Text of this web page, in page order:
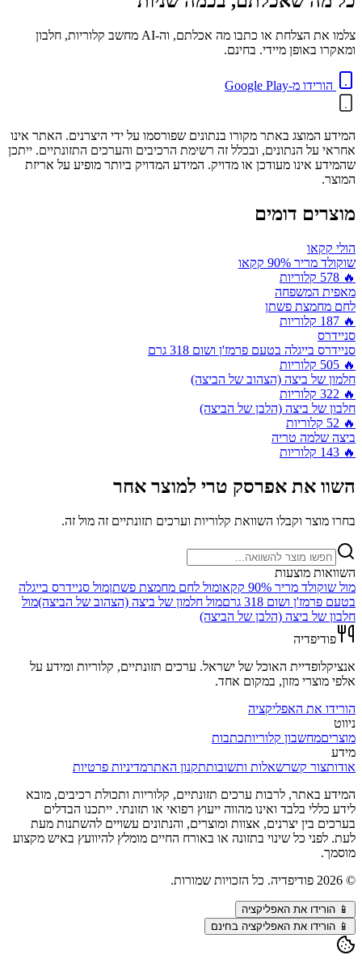
צלמו את הצלחת או כתבו מה אכלתם, וה-AI מחשב קלוריות, חלבון
ומאקרו באופן מיידי. בחינם.
הורידו מ-Google Play
המידע המוצג באתר מקורו בנתונים שפורסמו על ידי היצרנים. האתר אינו
אחראי על הנתונים, ובכלל זה רשימת הרכיבים והערכים התזונתיים. ייתכן
שהמידע אינו מעודכן או מדויק. המידע המדויק ביותר מופיע על אריזת
המוצר.
מוצרים דומים
הולי קקאו
שוקולד מריר 90% קקאו
🔥
578 קלוריות
מאפית המשפחה
לחם מחמצת פשתן
🔥
187 קלוריות
סניידרס
סניידרס בייגלה בטעם פרמז'ן ושום 318 גרם
🔥
505 קלוריות
חלמון של ביצה (הצהוב של הביצה)
🔥
322 קלוריות
חלבון של ביצה (הלבן של הביצה)
🔥
52 קלוריות
ביצה שלמה טריה
🔥
143 קלוריות
השוו את אפרסק טרי למוצר אחר
בחרו מוצר וקבלו השוואת קלוריות וערכים תזונתיים זה מול זה.
השוואות מוצעות
מול שוקולד מריר 90% קקאו מול לחם מחמצת פשתןמול סניידרס בייגלה
בטעם פרמז'ן ושום 318 גרם
מול חלמון של ביצה (הצהוב של הביצה)מול
חלבון של ביצה (הלבן של הביצה)
פודיפדיה
אנציקלופדיית האוכל של ישראל. ערכים תזונתיים, קלוריות ומידע על
אלפי מוצרי מזון, במקום אחד.
הורידו את האפליקציה
ניווט
מוצריםמחשבון קלוריותכתבות
מידע
אודותצור קשרשאלות ותשובותתקנון האתרמדיניות פרטיות
המידע באתר, לרבות ערכים תזונתיים, קלוריות ותכולת רכיבים, מובא
לידע כללי בלבד ואינו מהווה ייעוץ רפואי או תזונתי. ייתכנו הבדלים
בערכים בין יצרנים, אצוות ומוצרים, והנתונים עשויים להשתנות מעת
לעת. לפני כל שינוי בתזונה או באורח החיים מומלץ להיוועץ באיש מקצוע
מוסמך.
©
2026 פודיפדיה. כל הזכויות שמורות.
📱 הורידו את האפליקציה
📱 הורידו את האפליקציה בחינם